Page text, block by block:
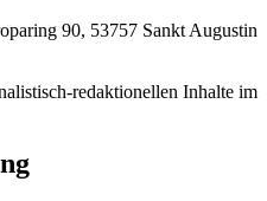
90, 53757 Sankt Augustin
redaktionellen Inhalte im